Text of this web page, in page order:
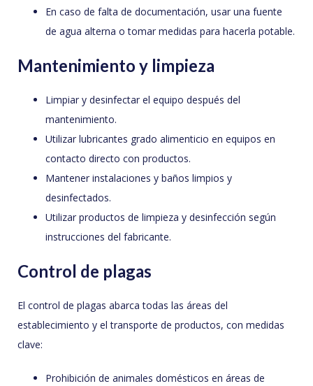
En caso de falta de documentación, usar una fuente
de agua alterna o tomar medidas para hacerla potable.
Mantenimiento y limpieza
Limpiar y desinfectar el equipo después del
mantenimiento.
Utilizar lubricantes grado alimenticio en equipos en
contacto directo con productos.
Mantener instalaciones y baños limpios y
desinfectados.
Utilizar productos de limpieza y desinfección según
instrucciones del fabricante.
Control de plagas
El control de plagas abarca todas las áreas del
establecimiento y el transporte de productos, con medidas
clave:
Prohibición de animales domésticos en áreas de